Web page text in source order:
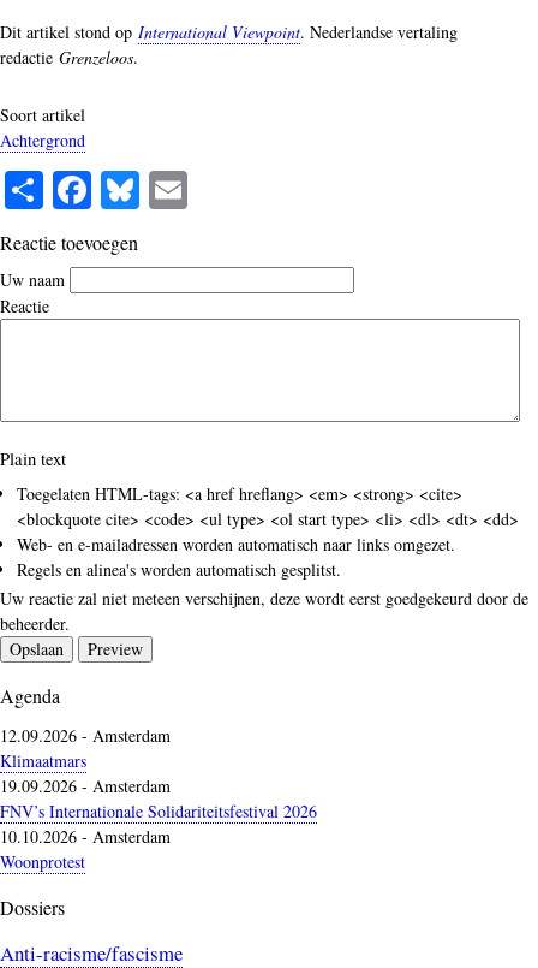
Dit artikel stond op International Viewpoint. Nederlandse vertaling
redactie Grenzeloos.
Soort artikel
Achtergrond
S
ha
re
Fa
ce
bo
ok
Bl
ue
sk
y
ail
Reactie toevoegen
Uw naam
Reactie
Plain text
Toegelaten HTML-tags: <a href hreflang> <em> <strong> <cite>
<blockquote cite> <code> <ul type> <ol start type> <li> <dl> <dt> <dd>
Web- en e-mailadressen worden automatisch naar links omgezet.
Regels en alinea's worden automatisch gesplitst.
Uw reactie zal niet meteen verschijnen, deze wordt eerst goedgekeurd door de
beheerder.
Agenda
12.09.2026 - Amsterdam
Klimaatmars
19.09.2026 - Amsterdam
FNV’s Internationale Solidariteitsfestival 2026
10.10.2026 - Amsterdam
Woonprotest
Dossiers
Anti-racisme/fascisme